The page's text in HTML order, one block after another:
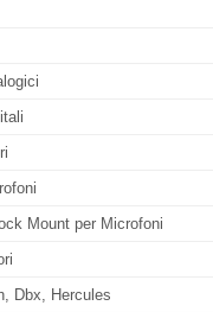
Mount per Microfoni
Dbx, Hercules